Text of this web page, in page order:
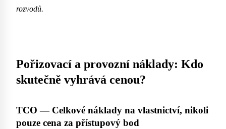
rozvodů.
Pořizovací a provozní náklady: Kdo
skutečně vyhrává cenou?
TCO — Celkové náklady na vlastnictví, nikoli
pouze cena za přístupový bod